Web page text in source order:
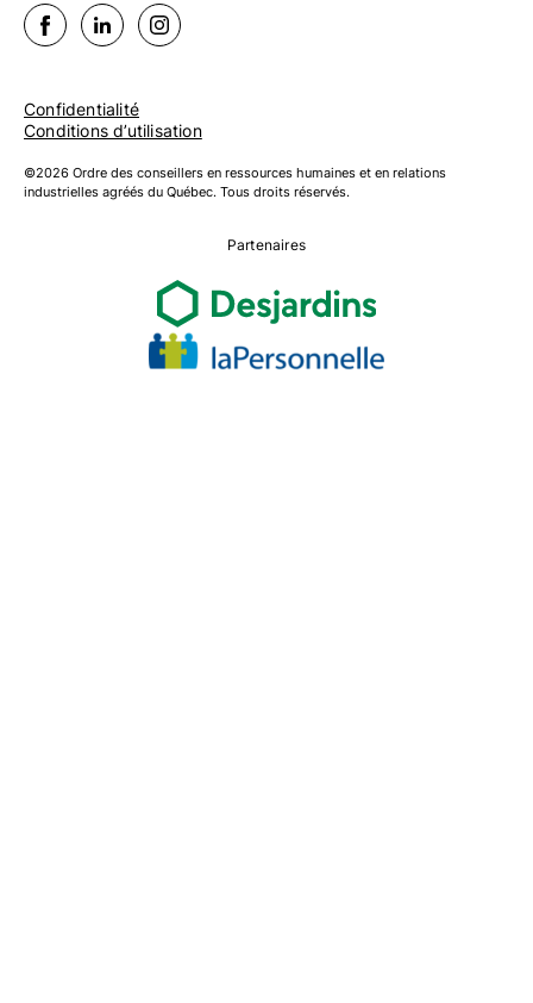
Confidentialité
Conditions d’utilisation
©2026 Ordre des conseillers en ressources humaines et en relations
industrielles agréés du Québec. Tous droits réservés.
Partenaires